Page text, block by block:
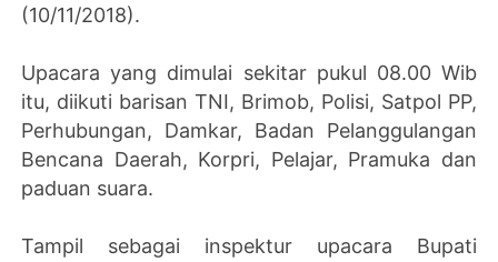
(10/11/2018).
Upacara yang dimulai sekitar pukul 08.00 Wib
itu, diikuti barisan TNI, Brimob, Polisi, Satpol PP,
Perhubungan, Damkar, Badan Pelanggulangan
Bencana Daerah, Korpri, Pelajar, Pramuka dan
paduan suara.
Tampil sebagai inspektur upacara Bupati